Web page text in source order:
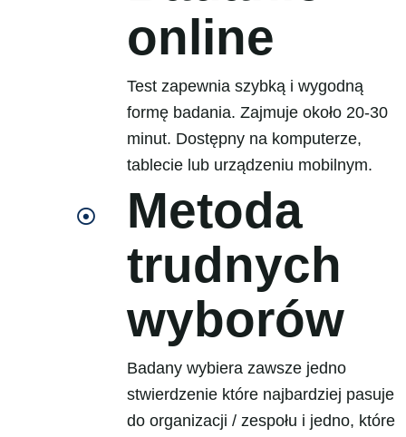
online
Test zapewnia szybką i wygodną
formę badania. Zajmuje około 20-30
minut. Dostępny na komputerze,
tablecie lub urządzeniu mobilnym.
Metoda
trudnych
wyborów
Badany wybiera zawsze jedno
stwierdzenie które najbardziej pasuje
do organizacji / zespołu i jedno, które